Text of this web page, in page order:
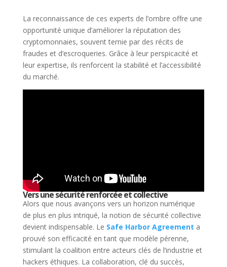
La reconnaissance de ces experts de l’ombre offre une
opportunité unique d’améliorer la réputation des
cryptomonnaies, souvent ternie par des récits de
fraudes et d’escroqueries. Grâce à leur perspicacité et
leur expertise, ils renforcent la stabilité et l’accessibilité
du marché.
Vers une sécurité renforcée et collective
Alors que nous avançons vers un horizon numérique
de plus en plus intriqué, la notion de sécurité collective
devient indispensable. Le Safe Harbor Agreement a
prouvé son efficacité en tant que modèle pérenne,
stimulant la coalition entre acteurs clés de l’industrie et
hackers éthiques. La collaboration, clé du succès,